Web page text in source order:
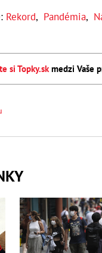
Rekord, Pandémia,
si Topky.sk medzi Vaše